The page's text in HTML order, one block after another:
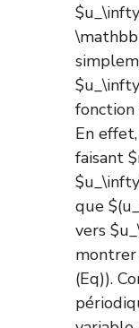
En
faisant
que
vers
(Eq)).